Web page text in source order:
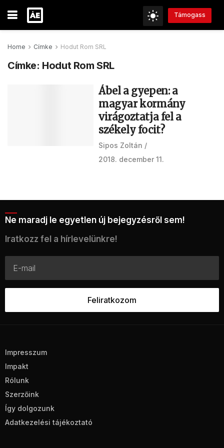
Támogass
Home Címke Hodut Rom SRL
Címke: Hodut Rom SRL
Ábel a gyepen: a
magyar kormány
virágoztatja fel a
székely focit?
Sipos Zoltán
2018. december 11.
Ne maradj le egyetlen új bejegyzésről sem!
Iratkozz fel a hírlevelünkre!
Impresszum
Impakt
Rólunk
Szerzőink
Így dolgozunk
Adatkezelési tájékoztató